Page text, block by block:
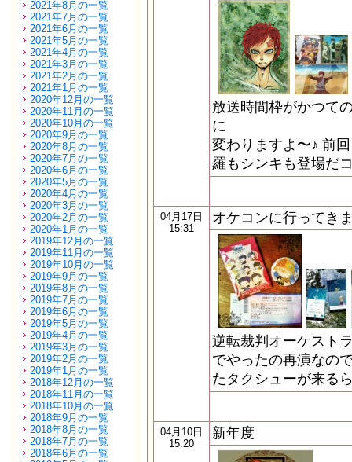
2021年8月の一覧
2021年7月の一覧
2021年6月の一覧
2021年5月の一覧
2021年4月の一覧
2021年3月の一覧
2021年2月の一覧
2021年1月の一覧
2020年12月の一覧
2020年11月の一覧
2020年10月の一覧
2020年9月の一覧
2020年8月の一覧
2020年7月の一覧
2020年6月の一覧
2020年5月の一覧
2020年4月の一覧
2020年3月の一覧
2020年2月の一覧
2020年1月の一覧
2019年12月の一覧
2019年11月の一覧
2019年10月の一覧
2019年9月の一覧
2019年8月の一覧
2019年7月の一覧
2019年6月の一覧
2019年5月の一覧
2019年4月の一覧
2019年3月の一覧
2019年2月の一覧
2019年1月の一覧
2018年12月の一覧
2018年11月の一覧
2018年10月の一覧
2018年9月の一覧
2018年8月の一覧
2018年7月の一覧
2018年6月の一覧
放送時間枠がかつて
に
変わりますよ〜♪ 前
羅もシンキも登場だ
04月17日
15:31
オケコンに行ってき
逆転裁判オーケスト
でやったの再演なの
たタクシューが来る
04月10日
15:20
新年度